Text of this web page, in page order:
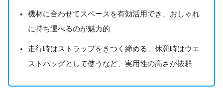
機材に合わせてスペースを有効活用でき、おしゃれ
に持ち運べるのが魅力的
走行時はストラップをきつく締める、休憩時はウエ
ストバッグとして使うなど、実用性の高さが抜群